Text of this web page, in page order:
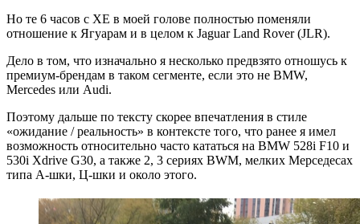
Но те 6 часов с XE в моей голове полностью поменяли
отношение к Ягуарам и в целом к Jaguar Land Rover (JLR).
Дело в том, что изначально я несколько предвзято отношусь к
премиум-брендам в таком сегменте, если это не BMW,
Mercedes или Audi.
Поэтому дальше по тексту скорее впечатления в стиле
«ожидание / реальность» в контексте того, что ранее я имел
возможность относительно часто кататься на BMW 528i F10 и
530i Xdrive G30, а также 2, 3 сериях BWM, мелких Мерседесах
типа А-шки, Ц-шки и около этого.